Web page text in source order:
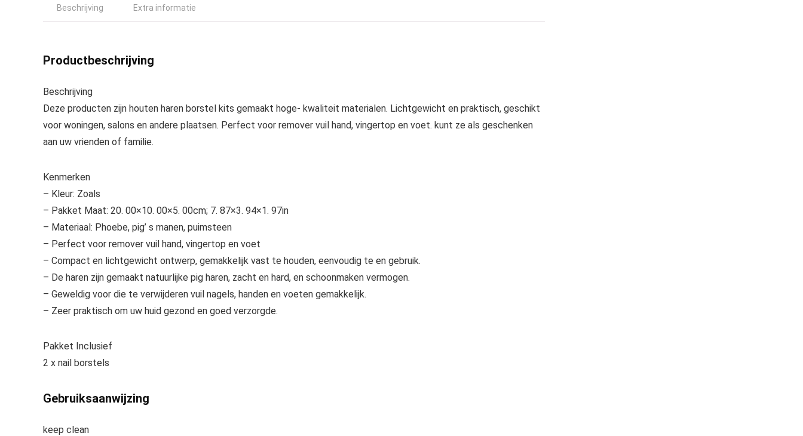
Beschrijving Extra informatie
Productbeschrijving
Beschrijving
Deze producten zijn houten haren borstel kits gemaakt hoge- kwaliteit materialen. Lichtgewicht en praktisch, geschikt
voor woningen, salons en andere plaatsen. Perfect voor remover vuil hand, vingertop en voet. kunt ze als geschenken
aan uw vrienden of familie.
Kenmerken
– Kleur: Zoals
– Pakket Maat: 20. 00×10. 00×5. 00cm; 7. 87×3. 94×1. 97in
– Materiaal: Phoebe, pig’ s manen, puimsteen
– Perfect voor remover vuil hand, vingertop en voet
– Compact en lichtgewicht ontwerp, gemakkelijk vast te houden, eenvoudig te en gebruik.
– De haren zijn gemaakt natuurlijke pig haren, zacht en hard, en schoonmaken vermogen.
– Geweldig voor die te verwijderen vuil nagels, handen en voeten gemakkelijk.
– Zeer praktisch om uw huid gezond en goed verzorgde.
Pakket Inclusief
2 x nail borstels
Gebruiksaanwijzing
keep clean